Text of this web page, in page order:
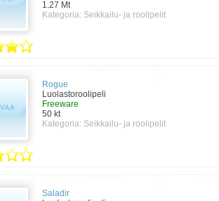
1.27 Mt
Kategoria: Seikkailu- ja roolipelit
Rogue
Luolastoroolipeli
Freeware
50 kt
Kategoria: Seikkailu- ja roolipelit
Saladir